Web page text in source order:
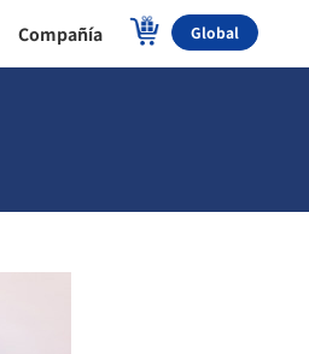
Compañía Global